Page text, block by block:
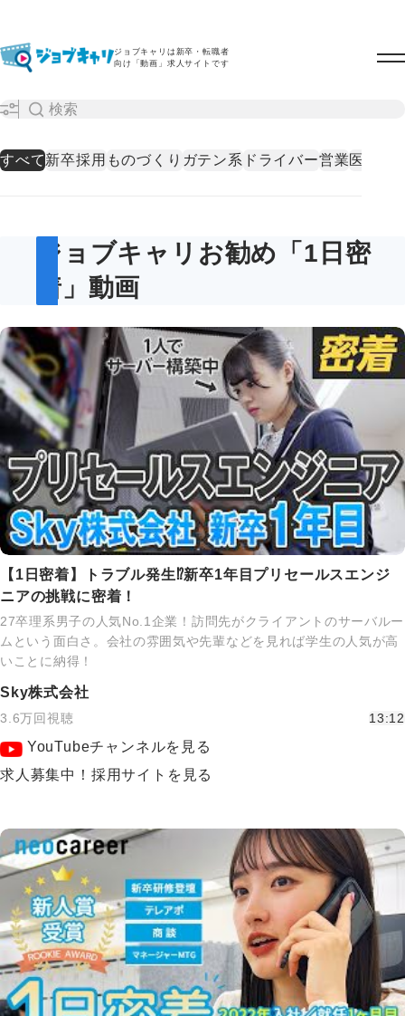
ジョブキャリは新卒・転職者
向け「動画」求人サイトです
すべて新卒採用 ものづくり ガテン系 ドライバー営業医療・
ジョブキャリお勧め「1日密
着」動画
【1日密着】トラブル発生⁉新卒1年目プリセールスエンジ
ニアの挑戦に密着！
27卒理系男子の人気No.1企業！訪問先がクライアントのサーバルー
ムという面白さ。会社の雰囲気や先輩などを見れば学生の人気が高
いことに納得！
Sky株式会社
3.6万回視聴 13:12
YouTubeチャンネルを見る
求人募集中！採用サイトを見る